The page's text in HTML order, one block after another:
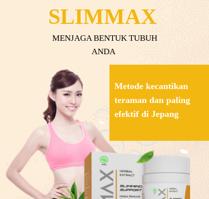
SLIMMAX
Metode kecantikan
teraman dan paling
efektif di Jepang
MENJAGA BENTUK TUBUH
ANDA